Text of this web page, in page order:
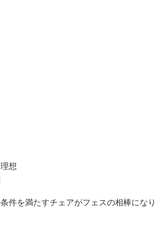
想
件を満たすチェアがフェスの相棒にな